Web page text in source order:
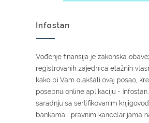
Infostan
Vođenje finansija je zakonska
registrovanih zajednica etažnih
kako bi Vam olakšali ovaj posao,
posebnu online aplikaciju -
saradnju sa sertifikovanim
bankama i pravnim kancelarijama